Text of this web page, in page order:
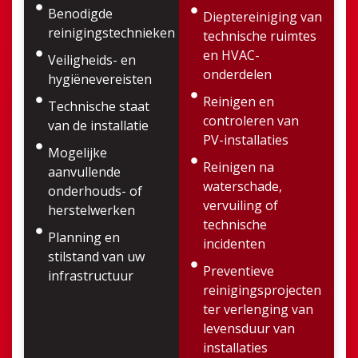
Benodigde
reinigingstechnieken
Veiligheids- en
hygiënevereisten
Technische staat
van de installatie
Mogelijke
aanvullende
onderhouds- of
herstelwerken
Planning en
stilstand van uw
infrastructuur
Dieptereiniging van
technische ruimtes
en HVAC-
onderdelen
Reinigen en
controleren van
PV-installaties
Reinigen na
waterschade,
vervuiling of
technische
incidenten
Preventieve
reinigingsprojecten
ter verlenging van
levensduur van
installaties